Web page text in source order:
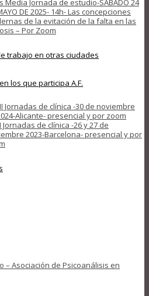
Media Jornada de estudio-SÁBADO 24
DE 2025- 14h- Las concepciones
de la evitación de la falta en las
– Por Zoom
trabajo en otras ciudades
los que participa A.F.
Jornadas de clínica -30 de noviembre
Alicante- presencial y por zoom
Jornadas de clínica -26 y 27 de
2023-Barcelona- presencial y por
– Asociación de Psicoanálisis en